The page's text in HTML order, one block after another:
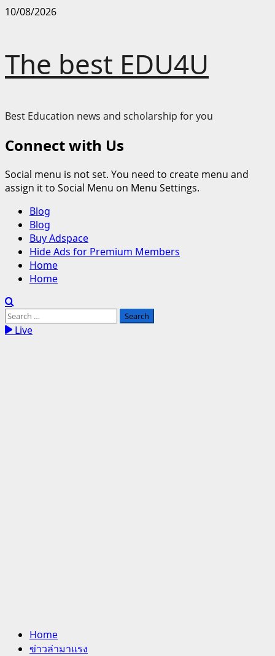
Skip
10/08/2026
The best EDU4U
Best Education news and scholarship for you
Connect with Us
Social menu is not set. You need to create menu and
assign it to Social Menu on Menu Settings.
Primary
Menu
Blog
Blog
Buy Adspace
Hide Ads for Premium Members
Home
Home
Search
for:Live
Home
ข่าวล่ามาแรง